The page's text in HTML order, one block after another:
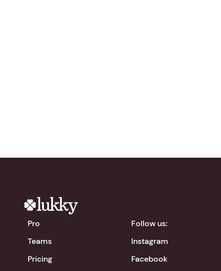
Pro
Teams
Pricing
Follow us:
Instagram
Facebook